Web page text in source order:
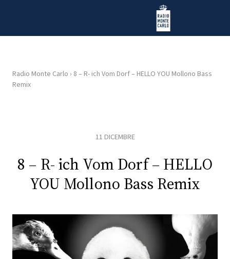
Radio Monte Carlo
HOME
RADIO
PLAYLIST
NEWS
FOTO
Radio Monte Carlo › 8 – R- ich Vom Dorf – HELLO YOU Mollono Bass
Remix
11 DICEMBRE
8 – R- ich Vom Dorf – HELLO
YOU Mollono Bass Remix